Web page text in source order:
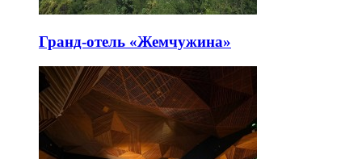
Гранд-отель «Жемчужина»